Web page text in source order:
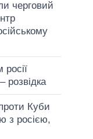
черговий
розвідка
Куби
з росією,